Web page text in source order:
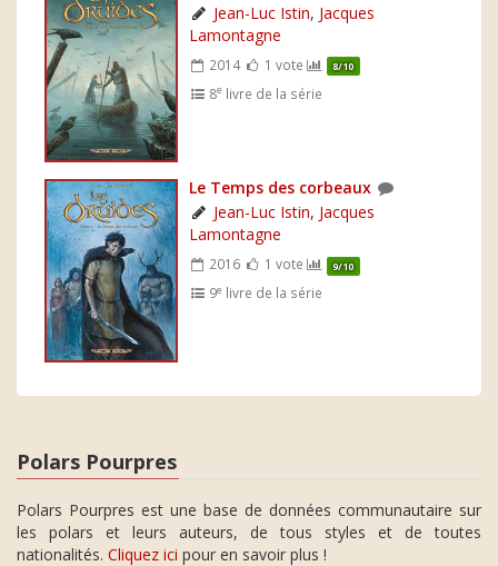
Jean-Luc Istin, Jacques
Lamontagne
2014 1 vote 8/10
8e livre de la série
Le Temps des corbeaux
Jean-Luc Istin, Jacques
Lamontagne
2016 1 vote 9/10
9e livre de la série
Polars Pourpres
Polars Pourpres est une base de données communautaire sur
les polars et leurs auteurs, de tous styles et de toutes
nationalités. Cliquez ici pour en savoir plus !